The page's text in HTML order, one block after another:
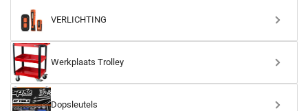
VERLICHTING
Werkplaats Trolley
Dopsleutels